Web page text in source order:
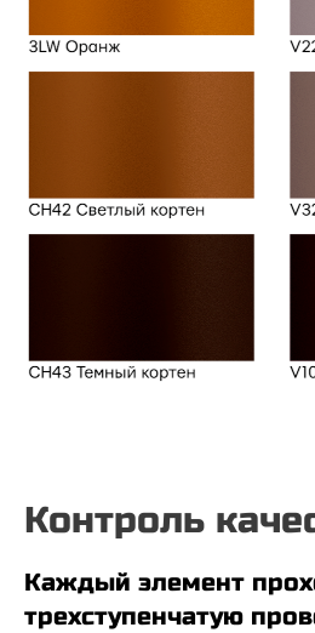
Контроль
Каждый элемент
трехступенчатую